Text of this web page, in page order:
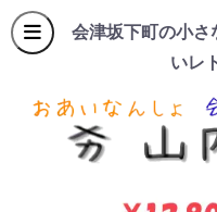
会津坂下町の小
いレ